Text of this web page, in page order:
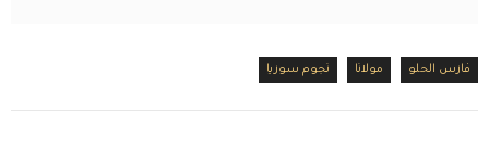
فارس الحلو مولانا نجوم سوريا